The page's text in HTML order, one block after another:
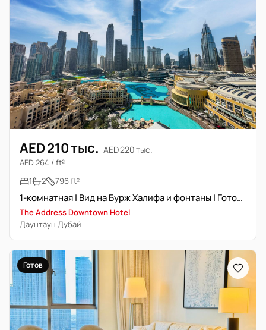
AED 210 тыс. AED 220 тыс.
AED 264 / ft²
1
2 796 ft²
1-комнатная | Вид на Бурж Халифа и фонтаны | Готово к заселению
The Address Downtown Hotel
Даунтаун Дубай
Готов